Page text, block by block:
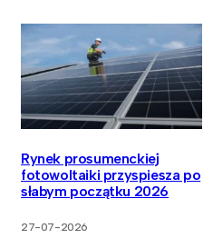
Rynek prosumenckiej
fotowoltaiki przyspiesza po
słabym początku 2026
27-07-2026